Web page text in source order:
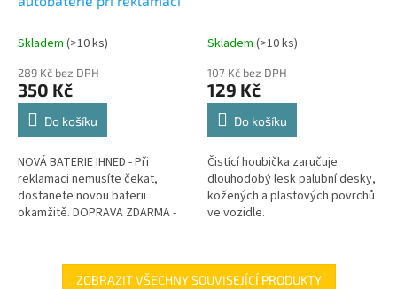
Skladem (>10 ks)
289 Kč bez DPH
350 Kč
Do košíku
NOVÁ BATERIE IHNED - Při
reklamaci nemusíte čekat,
dostanete novou baterii
okamžitě. DOPRAVA ZDARMA -
GARANCE...
Skladem (>10 ks)
107 Kč bez DPH
129 Kč
Do košíku
Čistící houbička zaručuje
dlouhodobý lesk palubní desky,
kožených a plastových povrchů
ve vozidle.
ZOBRAZIT VŠECHNY SOUVISEJÍCÍ PRODUKTY